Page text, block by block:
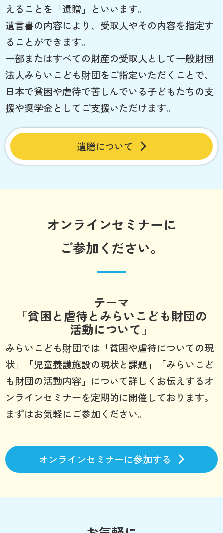
えることを「遺贈」といいます。
遺言書の内容により、受取人やその内容を指定す
ることができます。
一部またはすべての財産の受取人として一般財団
法人みらいこども財団をご指定いただくことで、
日本で貧困や虐待で苦しんでいる子どもたちの支
援や奨学金としてご支援いただけます。
遺贈について
オンラインセミナーに
ご参加ください。
テーマ
「貧困と虐待とみらいこども財団の
活動について」
みらいこども財団では「貧困や虐待についての現
状」「児童養護施設の現状と課題」「みらいこど
も財団の活動内容」について詳しくお伝えするオ
ンラインセミナーを定期的に開催しております。
まずはお気軽にご参加ください。
オンラインセミナーに参加する